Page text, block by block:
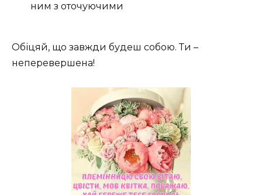
ним з оточуючими
Обіцяй, що завжди будеш собою. Ти –
неперевершена!